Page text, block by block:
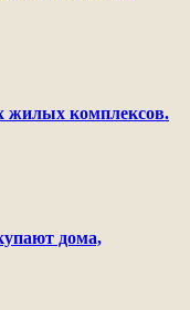
жилых комплексов.
дома,